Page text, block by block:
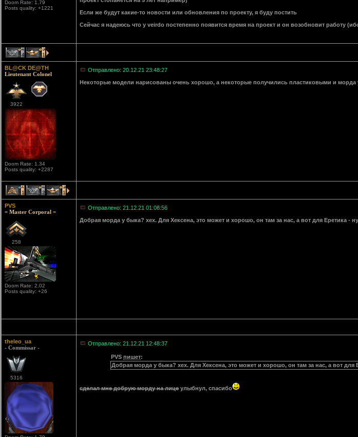
Doom Rate: 1.79
Posts quality: +1221
Если же будут какие-то новости или обновления по проекту, я буду постить
Сейчас я надеюсь что у veirdo постепенно появится время на проект и он возобновит работу
4 1
BL@CK DE@TH
Lieutenant Colonel
3922
Doom Rate: 1.34
Posts quality: +2287
Отправлено: 20.12.21 23:48:27
Некоторые модели нарисованы очень хорошо, а некоторые получились пластиковыми и морда
1 2 1
PVS
= Master Corporal =
258
Doom Rate: 2.02
Posts quality: +26
Отправлено: 21.12.21 01:08:56
Добрая морда у быка? хех. Для Хексена, это может и хорошо, он там за нас, а вот для Еретика -
theleo_ua
- Commissar -
5316
Отправлено: 21.12.21 12:48:37
PVS пишет:
Добрая морда у быка? хех. Для Хексена, это может и хорошо, он там за нас, а вот для
сделал мне добрую морду на лице улыбнул, спасибо